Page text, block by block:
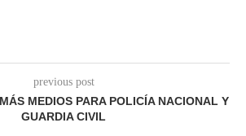
previous post
MEDIOS PARA POLICÍA NACIONAL Y
GUARDIA CIVIL